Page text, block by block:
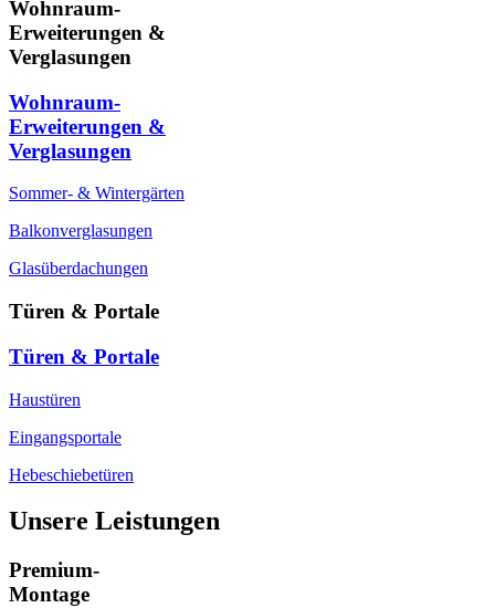
Wohnraum-
Erweiterungen &
Verglasungen
Wohnraum-
Erweiterungen &
Verglasungen
Sommer- & Wintergärten
Balkonverglasungen
Glasüberdachungen
Türen & Portale
Türen & Portale
Haustüren
Eingangsportale
Hebeschiebetüren
Unsere Leistungen
Premium-
Montage